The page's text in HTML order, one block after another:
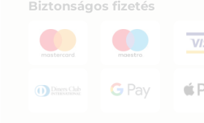
Biztonságos fizetés